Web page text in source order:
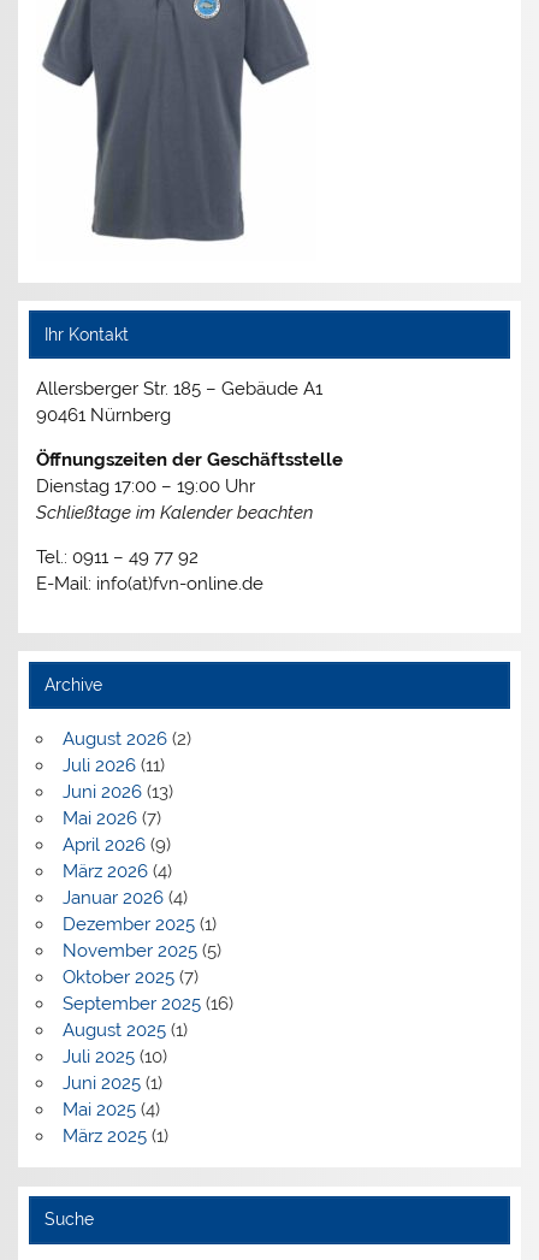
Ihr Kontakt
Allersberger Str. 185 – Gebäude A1
90461 Nürnberg
Öffnungszeiten der Geschäftsstelle
Dienstag 17:00 – 19:00 Uhr
Schließtage im Kalender beachten
Tel.: 0911 – 49 77 92
E-Mail: info(at)fvn-online.de
Archive
August 2026(2)
Juli 2026(11)
Juni 2026(13)
Mai 2026(7)
April 2026(9)
März 2026(4)
Januar 2026(4)
Dezember 2025(1)
November 2025(5)
Oktober 2025(7)
September 2025(16)
August 2025(1)
Juli 2025(10)
Juni 2025(1)
Mai 2025(4)
März 2025(1)
Suche